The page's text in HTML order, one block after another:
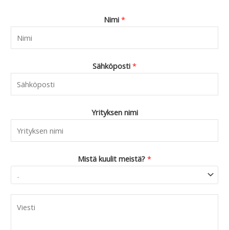
Nimi *
Sähköposti *
Yrityksen nimi
Mistä kuulit meistä? *